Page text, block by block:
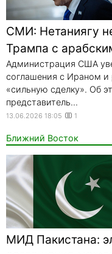
СМИ: Нетаниягу
Трампа с
Администрация США
соглашения с Ираном и
«сильную сделку». Об
представитель...
13.06.2026 18:05 1
Ближний Восток
МИД Пакистана: